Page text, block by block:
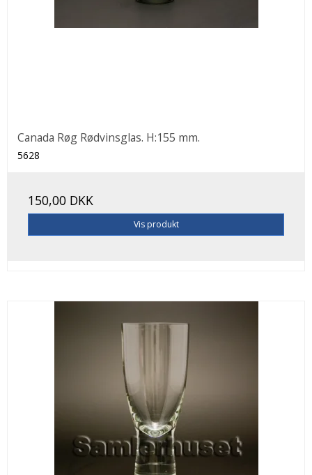
Canada Røg Rødvinsglas. H:155 mm.
5628
150,00 DKK
Vis produkt